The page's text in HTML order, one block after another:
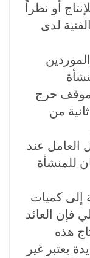
أو نظراً
لدى
موقف حرج
من
عند
للمنشأة
إلى كميات
فإن العائد
هذه
يعتبر غير